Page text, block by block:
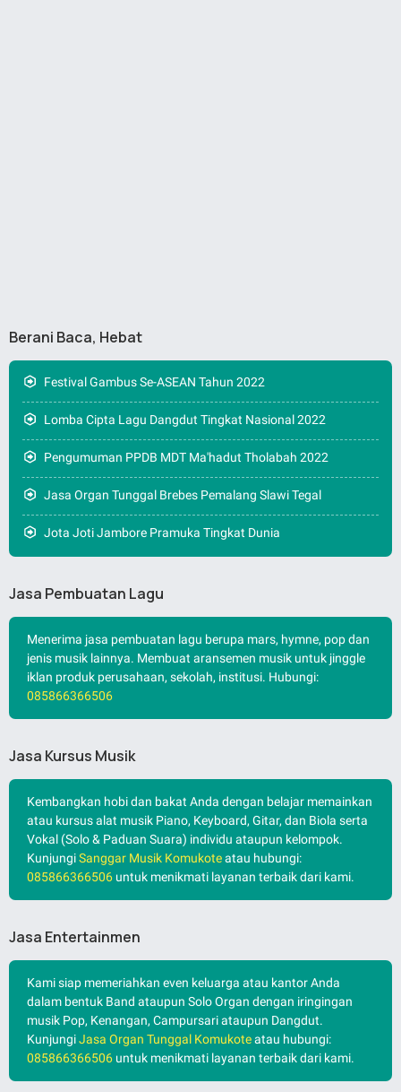
Berani Baca, Hebat
Festival Gambus Se-ASEAN Tahun 2022
Lomba Cipta Lagu Dangdut Tingkat Nasional 2022
Pengumuman PPDB MDT Ma'hadut Tholabah 2022
Jasa Organ Tunggal Brebes Pemalang Slawi Tegal
Jota Joti Jambore Pramuka Tingkat Dunia
Jasa Pembuatan Lagu
Menerima jasa pembuatan lagu berupa mars, hymne, pop dan
jenis musik lainnya. Membuat aransemen musik untuk jinggle
iklan produk perusahaan, sekolah, institusi. Hubungi:
085866366506
Jasa Kursus Musik
Kembangkan hobi dan bakat Anda dengan belajar memainkan
atau kursus alat musik Piano, Keyboard, Gitar, dan Biola serta
Vokal (Solo & Paduan Suara) individu ataupun kelompok.
KunjungiSanggar Musik Komukoteatau hubungi:
085866366506 untuk menikmati layanan terbaik dari kami.
Jasa Entertainmen
Kami siap memeriahkan even keluarga atau kantor Anda
dalam bentuk Band ataupun Solo Organ dengan iringingan
musik Pop, Kenangan, Campursari ataupun Dangdut.
KunjungiJasa Organ Tunggal Komukoteatau hubungi:
085866366506 untuk menikmati layanan terbaik dari kami.